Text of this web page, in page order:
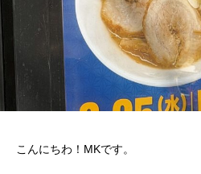
こんにちわ！MKです。